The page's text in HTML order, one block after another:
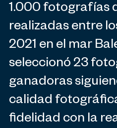
1.000 fotografías
realizadas entre
2021 en el mar
seleccionó 23
ganadoras
calidad
fidelidad con la